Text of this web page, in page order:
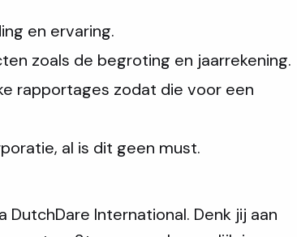
en ervaring.
zoals de begroting en jaarrekening.
rapportages zodat die voor een
al is dit geen must.
International. Denk jij aan